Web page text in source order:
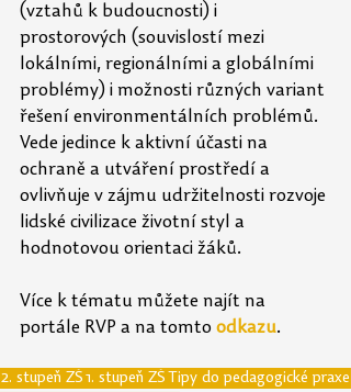
(vztahů k budoucnosti) i
prostorových (souvislostí mezi
lokálními, regionálními a globálními
problémy) i možnosti různých variant
řešení environmentálních problémů.
Vede jedince k aktivní účasti na
ochraně a utváření prostředí a
ovlivňuje v zájmu udržitelnosti rozvoje
lidské civilizace životní styl a
hodnotovou orientaci žáků.
Více k tématu můžete najít na
portále RVP a na tomto odkazu.
2. stupeň ZŠ 1. stupeň ZŠ Tipy do pedagogické praxe